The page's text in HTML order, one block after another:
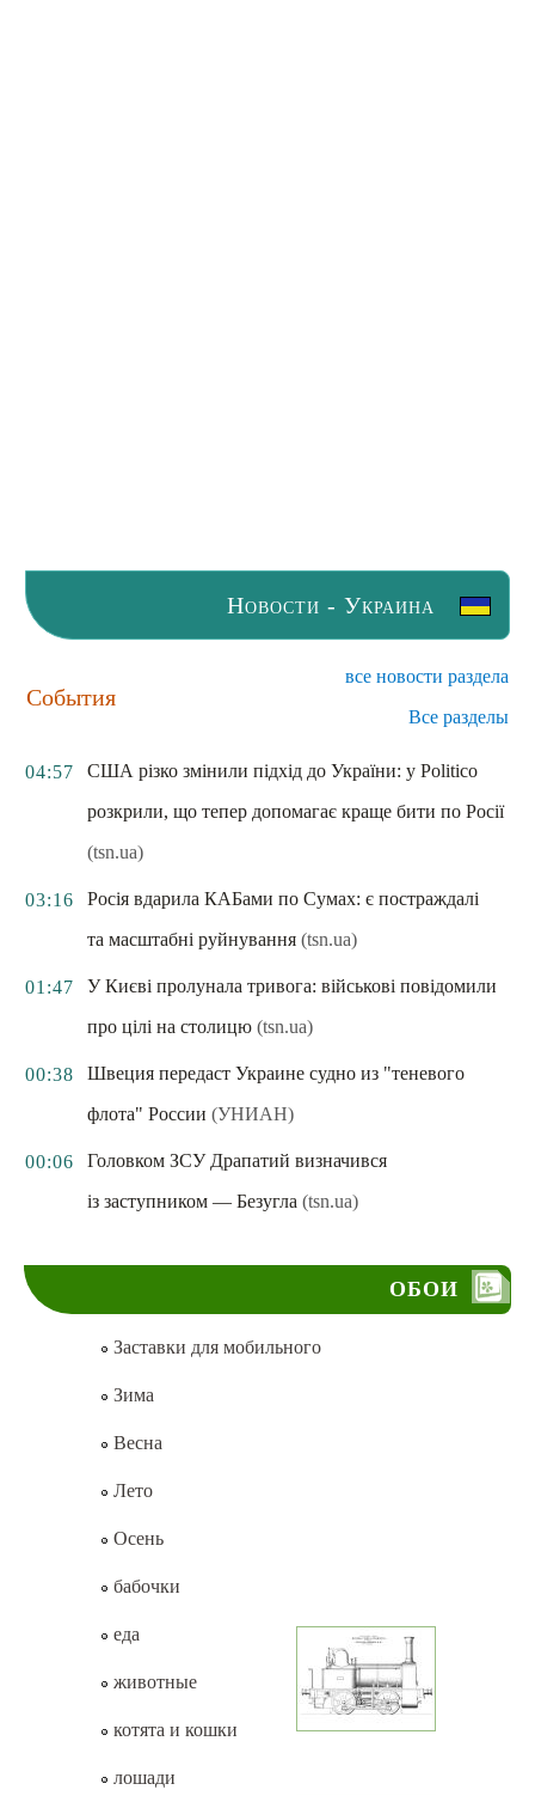
Новости - Украина
События
все новости раздела
Все разделы
04:57
США різко змінили підхід до України: у Politico
розкрили, що тепер допомагає краще бити по Росії
(tsn.ua)
03:16
Росія вдарила КАБами по Сумах: є постраждалі
та масштабні руйнування (tsn.ua)
01:47
У Києві пролунала тривога: військові повідомили
про цілі на столицю (tsn.ua)
00:38
Швеция передаст Украине судно из "теневого
флота" России (УНИАН)
00:06
Головком ЗСУ Драпатий визначився
із заступником — Безугла (tsn.ua)
ОБОИ
Заставки для мобильного
Зима
Весна
Лето
Осень
бабочки
еда
животные
котята и кошки
лошади